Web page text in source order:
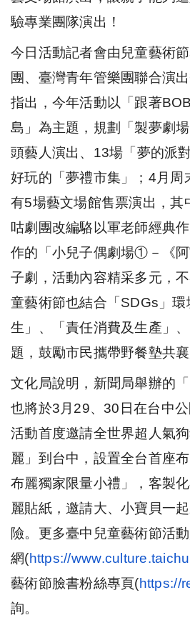
驗專業團隊演出！
今日活動記者會由兒童藝術
團、 臺灣青年管樂團聯合演
指出，今年活動以「跟著
島」為主題，規劃「製夢劇
頭藝人演出、 13場「夢的派
好玩的「夢禮市集」； 4 月周
有5場藝文場館售票演出，其
咕劇團改編駱以軍老師經典
作的「小兒子偶劇場①－《
子劇， 活動內容精采多元，
童藝術節也結合「 SDGs 」
生」、「責任消費及生產」
題，鼓勵市民攜帶野餐墊共襄
文化局說明，新聞局舉辦的「
也將於3 月 29、30 日在台中
活動首度邀請全世界超人氣狗
麗」到台中，設置全台首座
布麗獨家限量小禮」，客製
麗貼紙，邀請大、小寶貝一
險。 更多臺中兒童藝術節活
網(https://
藝術節臉書粉絲專頁(https://
詢。